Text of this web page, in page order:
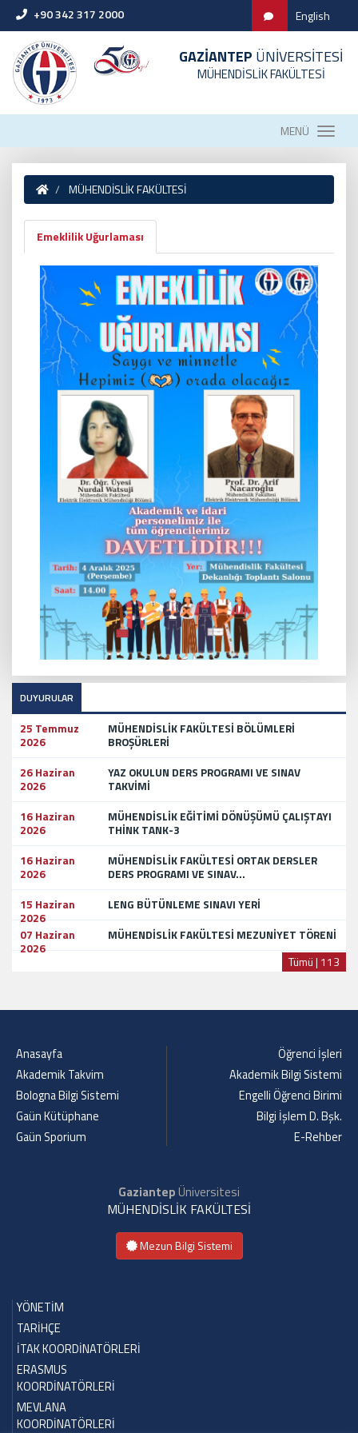
+90 342 317 2000 English
GAZİANTEP ÜNİVERSİTESİ
MÜHENDİSLİK FAKÜLTESİ
MENÜ
MÜHENDİSLİK FAKÜLTESİ
Emeklilik Uğurlaması
DUYURULAR
25 Temmuz
2026
MÜHENDİSLİK FAKÜLTESİ BÖLÜMLERİ
BROŞÜRLERİ
26 Haziran
2026
YAZ OKULUN DERS PROGRAMI VE SINAV
TAKVİMİ
16 Haziran
2026
MÜHENDİSLİK EĞİTİMİ DÖNÜŞÜMÜ ÇALIŞTAYI
THİNK TANK-3
16 Haziran
2026
MÜHENDİSLİK FAKÜLTESİ ORTAK DERSLER
DERS PROGRAMI VE SINAV...
15 Haziran
2026
LENG BÜTÜNLEME SINAVI YERİ
07 Haziran
2026
MÜHENDİSLİK FAKÜLTESİ MEZUNİYET TÖRENİ
Tümü | 113
Anasayfa
Akademik Takvim
Bologna Bilgi Sistemi
Gaün Kütüphane
Gaün Sporium
Öğrenci İşleri
Akademik Bilgi Sistemi
Engelli Öğrenci Birimi
Bilgi İşlem D. Bşk.
E-Rehber
GaziantepÜniversitesi
MÜHENDİSLİK FAKÜLTESİ
Mezun Bilgi Sistemi
YÖNETİM
TARİHÇE
İTAK KOORDİNATÖRLERİ
ERASMUS
KOORDİNATÖRLERİ
MEVLANA
KOORDİNATÖRLERİ